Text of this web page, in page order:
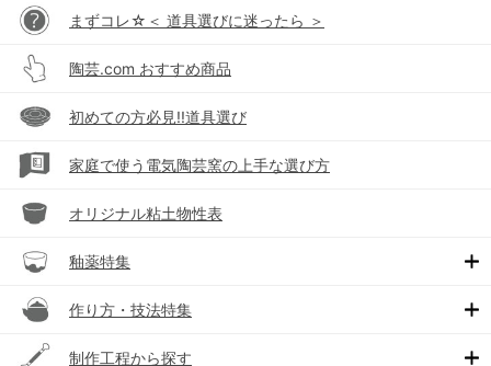
まずコレ☆＜ 道具選びに迷ったら ＞
陶芸.com おすすめ商品
初めての方必見!!道具選び
家庭で使う電気陶芸窯の上手な選び方
オリジナル粘土物性表
釉薬特集
作り方・技法特集
制作工程から探す